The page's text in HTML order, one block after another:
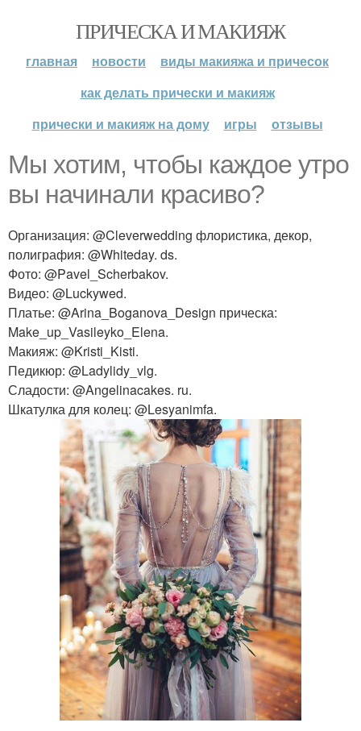
ПРИЧЕСКА И МАКИЯЖ
главная новости
виды макияжа и причесок
как делать прически и макияж
прически и макияж на дому
игры отзывы
Мы хотим, чтобы каждое утро
вы начинали красиво?
Организация: @Cleverwedding флористика, декор,
полиграфия: @Whiteday. ds.
Фото: @Pavel_Scherbakov.
Видео: @Luckywed.
Платье: @Arina_Boganova_Design прическа:
Make_up_Vasileyko_Elena.
Макияж: @Kristi_Kisti.
Педикюр: @Ladylidy_vlg.
Сладости: @Angelinacakes. ru.
Шкатулка для колец: @Lesyanimfa.